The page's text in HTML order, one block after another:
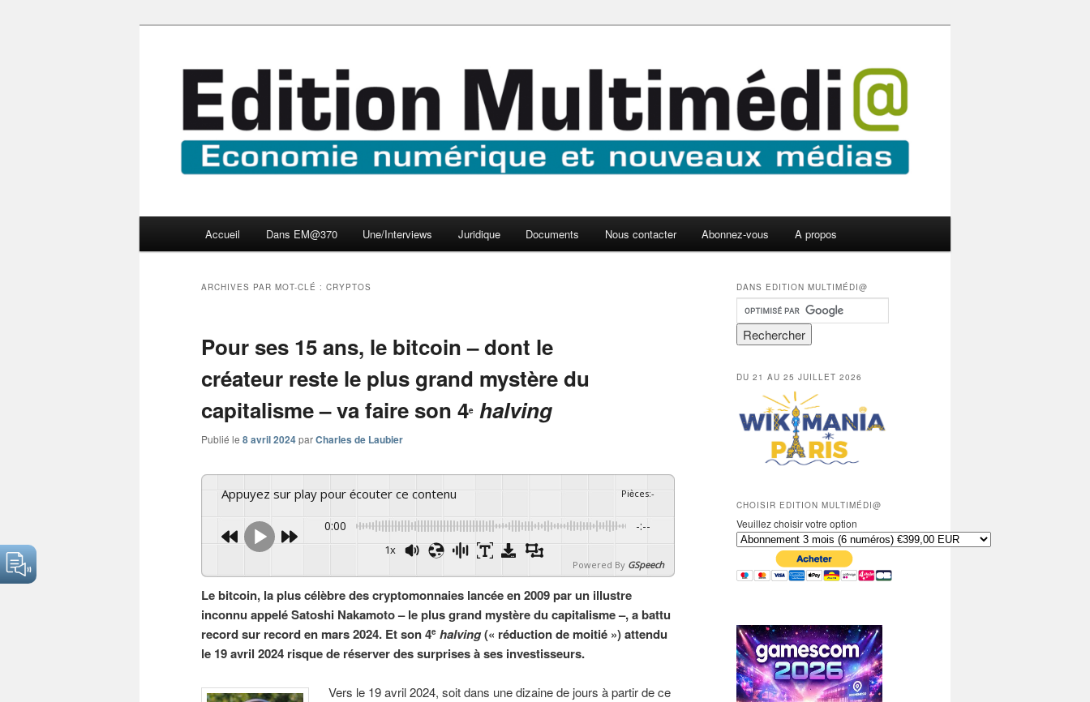
Edition Multimédi@
Accueil Dans EM@370 Une/Interviews Juridique Documents Nous contacter Abonnez-vous A propos
ARCHIVES PAR MOT-CLÉ : CRYPTOS
Pour ses 15 ans, le bitcoin – dont le
créateur reste le plus grand mystère du
capitalisme – va faire son 4e halving
Publié le 8 avril 2024parCharles de Laubier
Appuyez sur play pour écouter ce contenu Pièces:-
0:00 -:--
1x
Powered By GSpeech
Le bitcoin, la plus célèbre des cryptomonnaies lancée en 2009 par un illustre
inconnu appelé Satoshi Nakamoto – le plus grand mystère du capitalisme –, a battu
record sur record en mars 2024. Et son 4e halving(« réduction de moitié ») attendu
le 19 avril 2024 risque de réserver des surprises à ses investisseurs.
Vers le 19 avril 2024, soit dans une dizaine de jours à partir de ce
DANS EDITION MULTIMÉDI@
DU 21 AU 25 JUILLET 2026
CHOISIR EDITION MULTIMÉDI@
Veuillez choisir votre option